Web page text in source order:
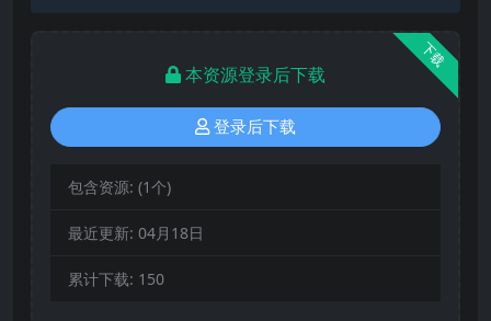
下载
本资源登录后下载
登录后下载
包含资源: (1个)
最近更新: 04月18日
累计下载: 150